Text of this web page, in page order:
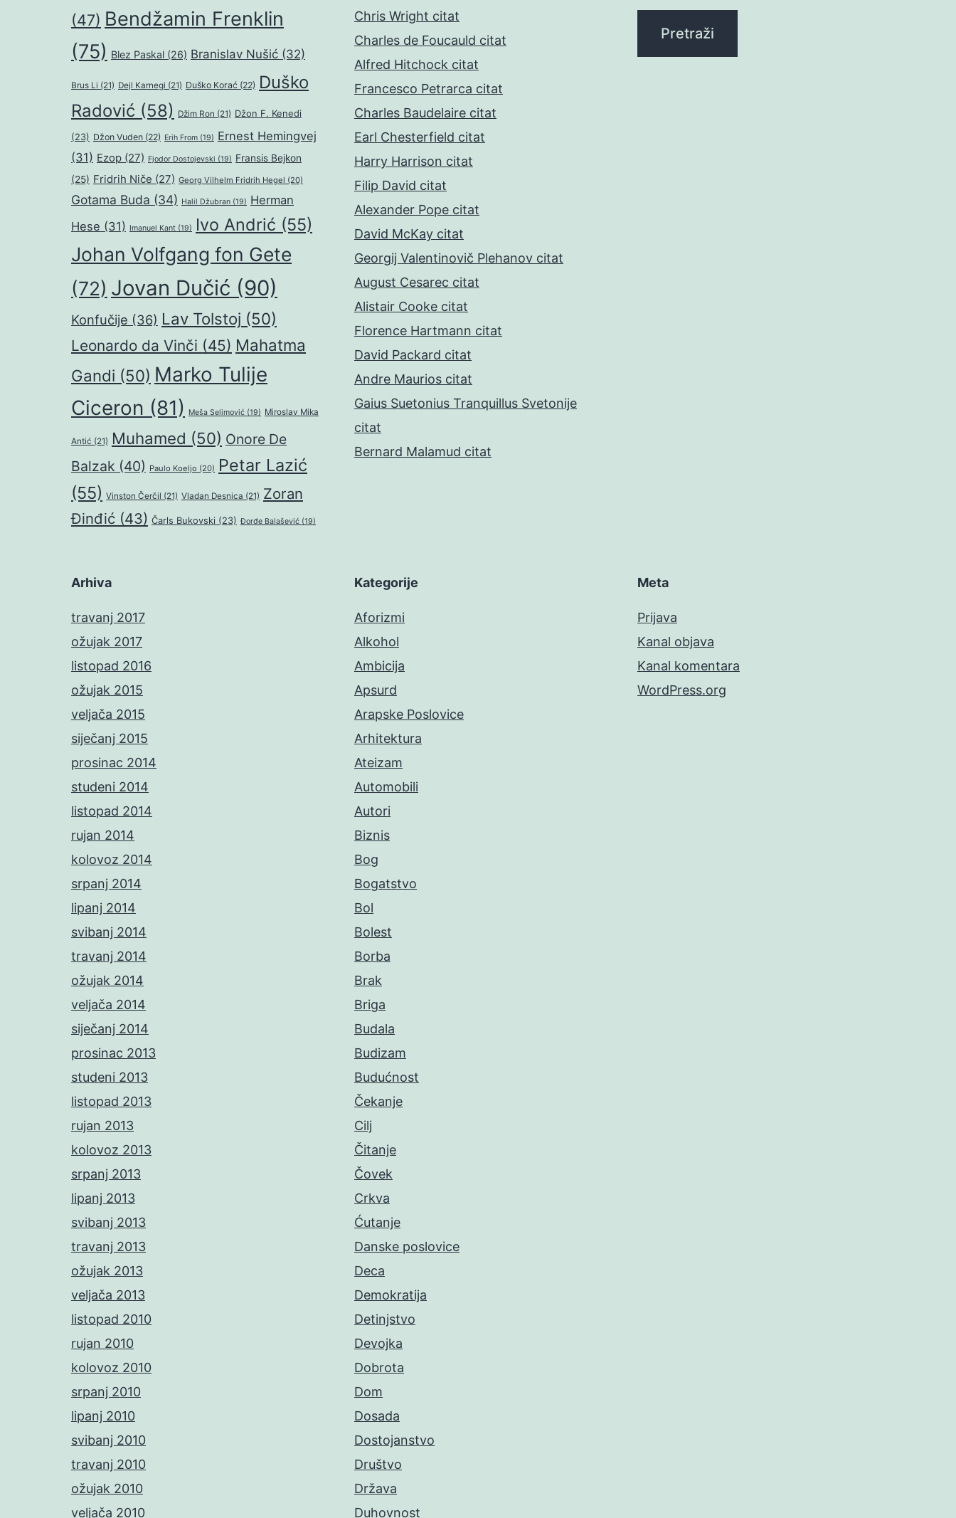
(47) Bendžamin Frenklin
(75) Blez Paskal (26) Branislav Nušić (32)
Brus Li (21) Dejl Karnegi (21) Duško Korać (22) Duško
Radović (58) Džim Ron (21) Džon F. Kenedi
(23) Džon Vuden (22) Erih From (19) Ernest Hemingvej
(31) Ezop (27) Fjodor Dostojevski (19) Fransis Bejkon
(25) Fridrih Niče (27) Georg Vilhelm Fridrih Hegel (20)
Gotama Buda (34) Halil Džubran (19) Herman
Hese (31) Imanuel Kant (19) Ivo Andrić (55)
Johan Volfgang fon Gete
(72) Jovan Dučić (90)
Konfučije (36) Lav Tolstoj (50)
Leonardo da Vinči (45) Mahatma
Gandi (50) Marko Tulije
Ciceron (81) Meša Selimović (19) Miroslav Mika
Antić (21) Muhamed (50) Onore De
Balzak (40) Paulo Koeljo (20) Petar Lazić
(55) Vinston Čerčil (21) Vladan Desnica (21) Zoran
Đinđić (43) Čarls Bukovski (23) Đorđe Balašević (19)
Chris Wright citat
Charles de Foucauld citat
Alfred Hitchock citat
Francesco Petrarca citat
Charles Baudelaire citat
Earl Chesterfield citat
Harry Harrison citat
Filip David citat
Alexander Pope citat
David McKay citat
Georgij Valentinovič Plehanov citat
August Cesarec citat
Alistair Cooke citat
Florence Hartmann citat
David Packard citat
Andre Maurios citat
Gaius Suetonius Tranquillus Svetonije
citat
Bernard Malamud citat
Arhiva
travanj 2017
ožujak 2017
listopad 2016
ožujak 2015
veljača 2015
siječanj 2015
prosinac 2014
studeni 2014
listopad 2014
rujan 2014
kolovoz 2014
srpanj 2014
lipanj 2014
svibanj 2014
travanj 2014
ožujak 2014
veljača 2014
siječanj 2014
prosinac 2013
studeni 2013
listopad 2013
rujan 2013
kolovoz 2013
srpanj 2013
lipanj 2013
svibanj 2013
travanj 2013
ožujak 2013
veljača 2013
listopad 2010
rujan 2010
kolovoz 2010
srpanj 2010
lipanj 2010
svibanj 2010
travanj 2010
ožujak 2010
veljača 2010
Kategorije
Aforizmi
Alkohol
Ambicija
Apsurd
Arapske Poslovice
Arhitektura
Ateizam
Automobili
Autori
Biznis
Bog
Bogatstvo
Bol
Bolest
Borba
Brak
Briga
Budala
Budizam
Budućnost
Čekanje
Cilj
Čitanje
Čovek
Crkva
Ćutanje
Danske poslovice
Deca
Demokratija
Detinjstvo
Devojka
Dobrota
Dom
Dosada
Dostojanstvo
Društvo
Država
Duhovnost
Meta
Prijava
Kanal objava
Kanal komentara
WordPress.org